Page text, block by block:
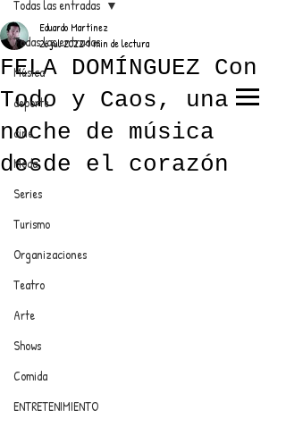
ANUNCIATE CON NOSOTROS
PARA MÁS INFORMACIÓN:
dinamicaseltrendytop@gmail.com
EL TRENDY TOP
CON EDDY MARTINEZ
Todas las entradas
Música
deporte
cine
Moda
Series
Turismo
Organizaciones
Teatro
Arte
Shows
Comida
ENTRETENIMIENTO
Todas las entradas
FELA DOMÍNGUEZ Con
Todo y Caos, una
noche de música
desde el corazón
Eduardo Martínez
26 jul 20221 min de lectura